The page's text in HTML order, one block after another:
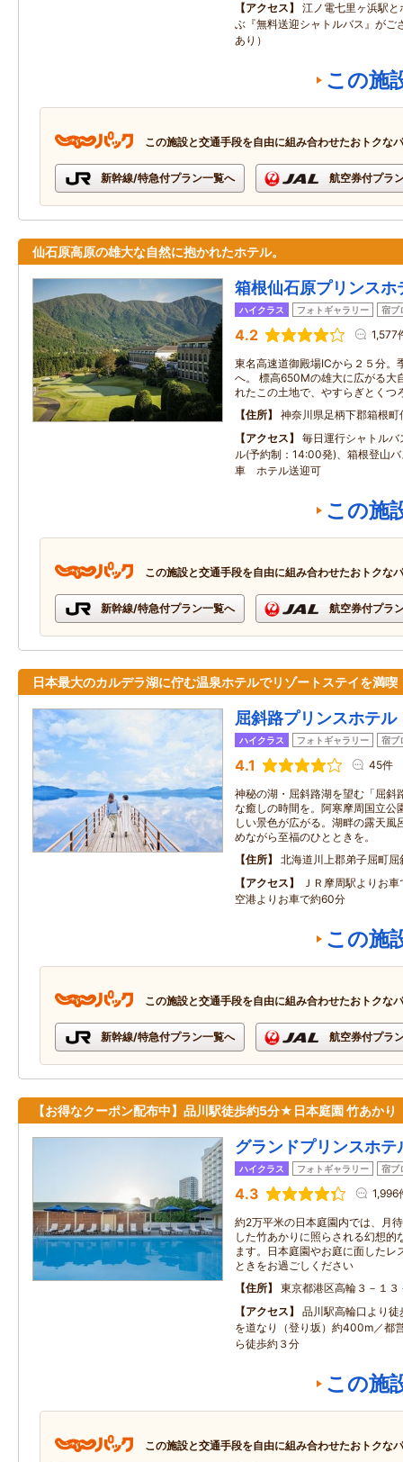
アクセス
江ノ電七里ヶ浜駅
ぶ『無料送迎シャトルバス』がご
あり）
この施
この施設と交通手段を自由に組み合わせたおトクな
新幹線/特急付プラン一覧へ 航空券付プラ
仙石原高原の雄大な自然に抱かれたホテル。
箱根仙石原プリンスホ
ハイクラス フォトギャラリー 宿ブ
4.2 1,577
東名高速道御殿場ICから２５分。
へ。 標高650Mの雄大に広がる大
れたこの土地で、やすらぎとくつ
住所
神奈川県足柄下郡箱根
アクセス
毎日運行シャトル
ル(予約制：14:00発)、箱根登山
車 ホテル送迎可
この施
この施設と交通手段を自由に組み合わせたおトクな
新幹線/特急付プラン一覧へ 航空券付プラ
日本最大のカルデラ湖に佇む温泉ホテルでリゾートステイを満喫
屈斜路プリンスホテル
ハイクラス フォトギャラリー 宿ブ
4.1 45件
神秘の湖・屈斜路湖を望む「屈斜
な癒しの時間を。阿寒摩周国立公
しい景色が広がる。湖畔の露天風
めながら至福のひとときを。
住所
北海道川上郡弟子屈町屈
アクセス
ＪＲ摩周駅よりお
空港よりお車で約60分
この施
この施設と交通手段を自由に組み合わせたおトクな
新幹線/特急付プラン一覧へ 航空券付プラ
【お得なクーポン配布中】品川駅徒歩約5分★日本庭園 竹あかり
グランドプリンスホテ
ハイクラス フォトギャラリー 宿ブ
4.3 1,996
約2万平米の日本庭園内では、月
した竹あかりに照らされる幻想的
ます。日本庭園やお庭に面したレ
ときをお過ごしください
住所
東京都港区高輪３－１３
アクセス
品川駅高輪口より
を道なり（登り坂）約400m／都
ら徒歩約３分
この施
この施設と交通手段を自由に組み合わせたおトクな